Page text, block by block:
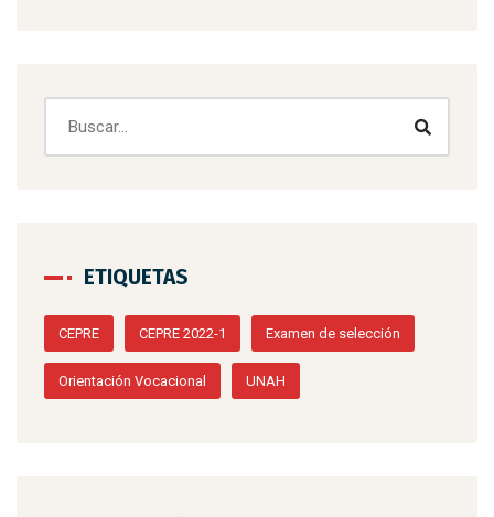
ETIQUETAS
CEPRE CEPRE 2022-1 Examen de selección
Orientación Vocacional UNAH